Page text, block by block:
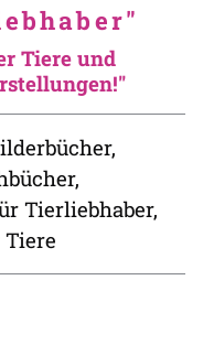
Tiere und
Tierliebhaber,